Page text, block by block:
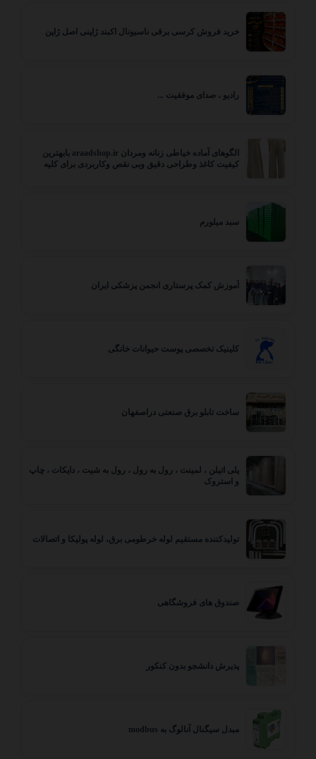
خرید فروش کرسی برقی ناسیونال اکبند ژاپنی اصل ژاپن
رادیو ، صدای موفقیت ...
الگوهای آماده خیاطی زنانه ومردان araadshop.ir بابهترین
کیفیت کاغذ وطراحی دقیق وبی نقص وکاربردی برای کلیه
سبد میلورم
آموزش کمک پرستاری انجمن پزشکی ایران
کلینیک تخصصی پوست حیوانات خانگی
ساخت تابلو برق صنعتی دراصفهان
پلی اتیلن ، لمینت ، رول به رول ، رول به شیت ، دایکات ، چاپ
و استروک
تولیدکننده مستقیم لوله خرطومی برق، لوله پولیکا و اتصالات
صندوق های فروشگاهی
پذیرش دانشجو بدون کنکور
مبدل سیگنال آنالوگ به modbus